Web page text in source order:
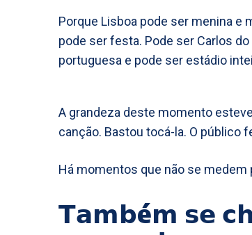
Porque Lisboa pode ser menina e
pode ser festa. Pode ser Carlos
portuguesa e pode ser estádio
A grandeza deste momento
canção. Bastou tocá-la. O público
Há momentos que não se
𝗧𝗮𝗺𝗯é𝗺 𝘀𝗲